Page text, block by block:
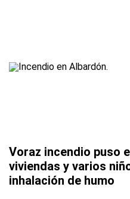
Voraz incendio puso
viviendas y varios
inhalación de humo